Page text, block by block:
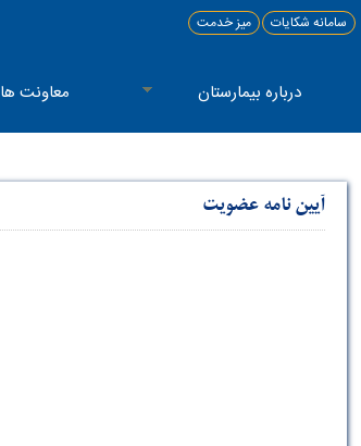
سامانه شکایات میز خدمت
درباره بیمارستان معاونت ها
آیین نامه عضویت